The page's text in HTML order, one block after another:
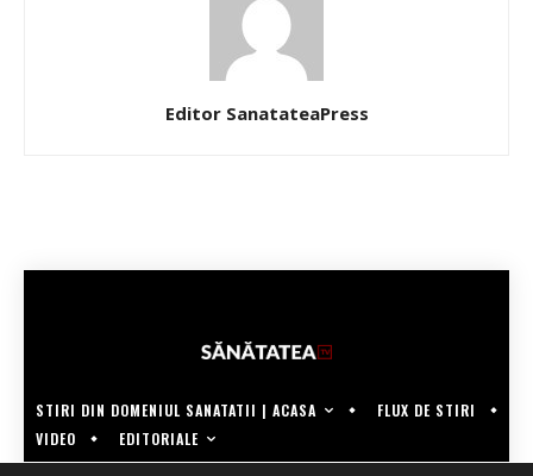
Editor SanatateaPress
STIRI DIN DOMENIUL SANATATII | ACASA
FLUX DE STIRI
VIDEO
EDITORIALE